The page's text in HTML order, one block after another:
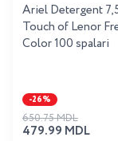
Ariel Detergent
Touch of Lenor
Color 100 spalari
-26%
479.99 MDL
650.75 MDL